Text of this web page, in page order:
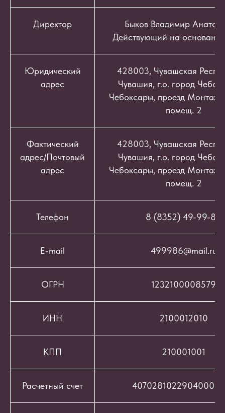
Директор
Быков Владимир
Действующий на
Юридический
адрес
428003, Чувашская
Чувашия, г.о. город
Чебоксары, проезд
помещ. 2
Фактический
адрес/Почтовый
адрес
428003, Чувашская
Чувашия, г.о. город
Чебоксары, проезд
помещ. 2
Телефон 8 (8352) 49-99-86
E-mail 499986@mail.ru
ОГРН 1232100008579
ИНН 2100012010
КПП 210001001
Расчетный счет